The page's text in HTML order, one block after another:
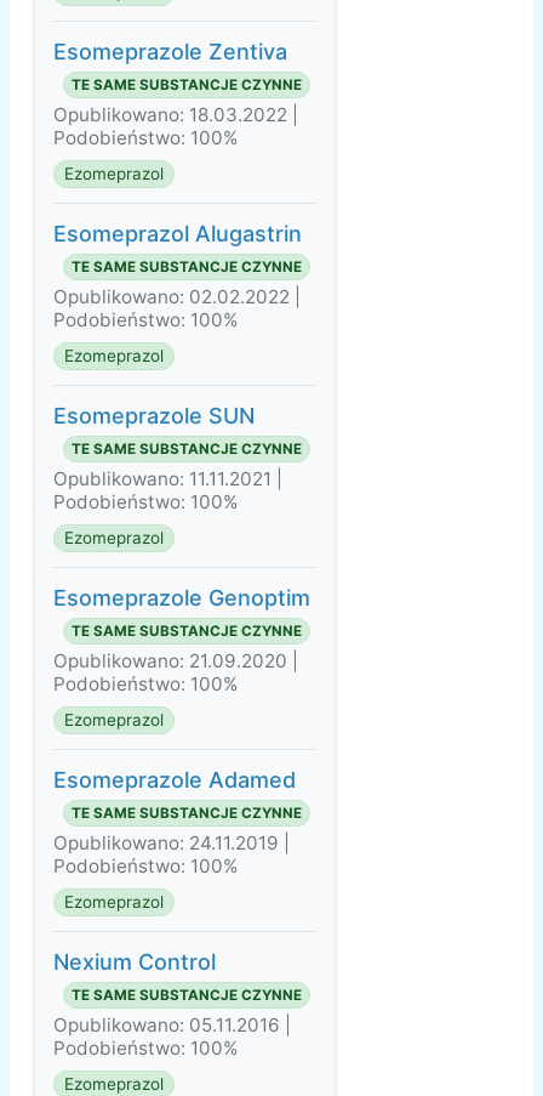
Esomeprazole Zentiva
TE SAME SUBSTANCJE CZYNNE
Opublikowano: 18.03.2022 |
Podobieństwo: 100%
Ezomeprazol
Esomeprazol Alugastrin
TE SAME SUBSTANCJE CZYNNE
Opublikowano: 02.02.2022 |
Podobieństwo: 100%
Ezomeprazol
Esomeprazole SUN
TE SAME SUBSTANCJE CZYNNE
Opublikowano: 11.11.2021 |
Podobieństwo: 100%
Ezomeprazol
Esomeprazole Genoptim
TE SAME SUBSTANCJE CZYNNE
Opublikowano: 21.09.2020 |
Podobieństwo: 100%
Ezomeprazol
Esomeprazole Adamed
TE SAME SUBSTANCJE CZYNNE
Opublikowano: 24.11.2019 |
Podobieństwo: 100%
Ezomeprazol
Nexium Control
TE SAME SUBSTANCJE CZYNNE
Opublikowano: 05.11.2016 |
Podobieństwo: 100%
Ezomeprazol